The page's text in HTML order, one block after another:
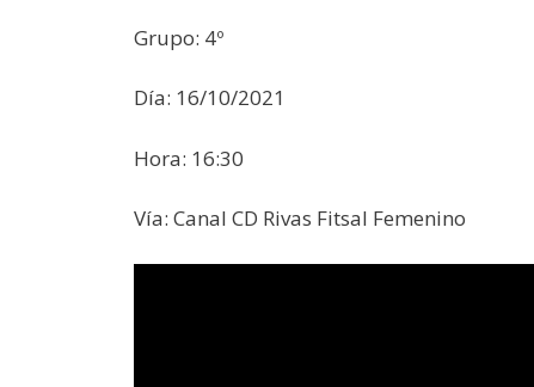
Grupo: 4º
Día: 16/10/2021
Hora: 16:30
Vía: Canal CD Rivas Fitsal Femenino